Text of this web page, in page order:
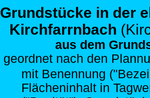
Grundstücke in der
Kirchfarrnbach
aus dem
geordnet nach den
mit Benennung
Flächeninhalt in